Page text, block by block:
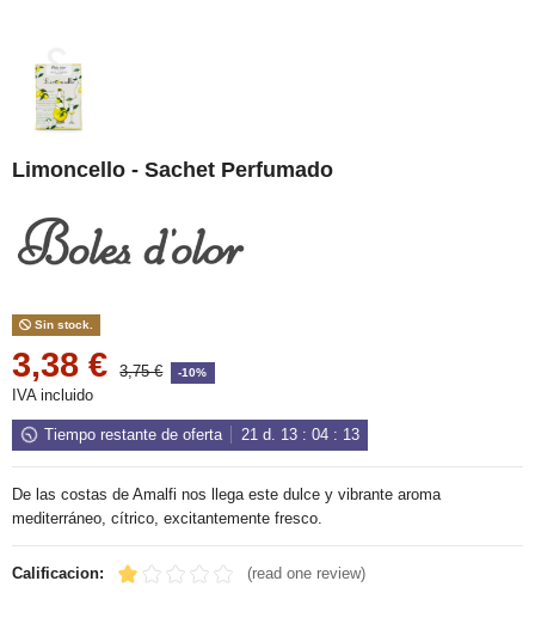
Limoncello - Sachet Perfumado
Sin stock.
3,38 € 3,75 € -10%
IVA incluido
Tiempo restante de oferta 21d. 13: 04: 13
De las costas de Amalfi nos llega este dulce y vibrante aroma
mediterráneo, cítrico, excitantemente fresco.
Calificacion: (read one review)